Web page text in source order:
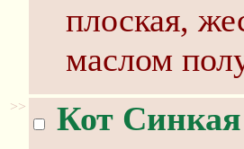
плоская,
маслом
>> Кот Синкая